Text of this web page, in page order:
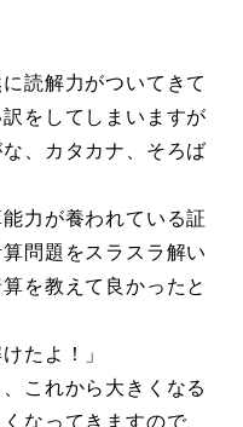
読解力がついてきて
をしてしまいますが
、カタカナ、そろば
力が養われている証
問題をスラスラ解い
を教えて良かったと
たよ！」
これから大きくなる
なってきますので、